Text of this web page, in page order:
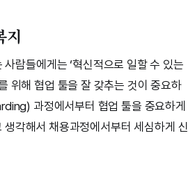
지
람들에게는 ‘혁신적으로 일할 수 있는
위해 협업 툴을 잘 갖추는 것이 중요하
과정에서부터 협업 툴을 중요하게
각해서 채용과정에서부터 세심하게 신